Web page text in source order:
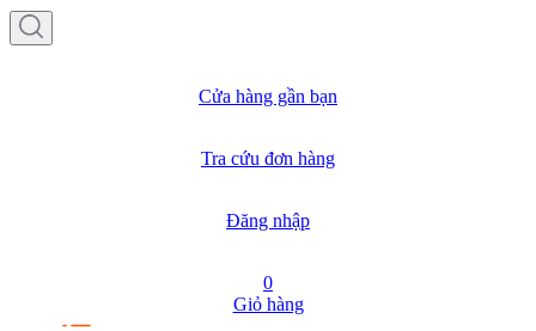
Cửa hàng gần bạn
Tra cứu đơn hàng
Đăng nhập
0
Giỏ hàng